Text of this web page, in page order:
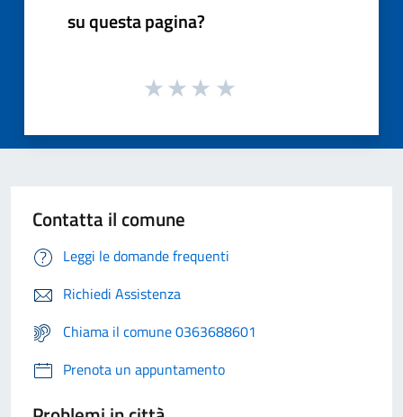
su questa pagina?
Contatta il comune
Leggi le domande frequenti
Richiedi Assistenza
Chiama il comune 0363688601
Prenota un appuntamento